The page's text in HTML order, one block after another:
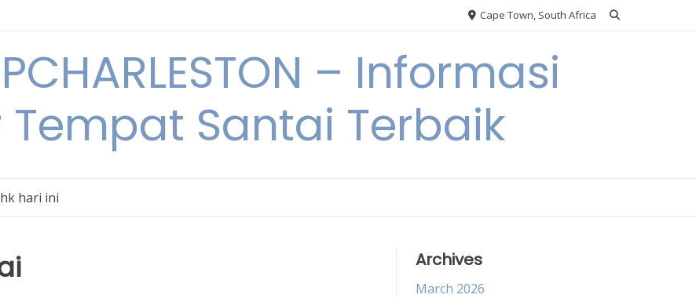
Cape Town, South Africa
– Informasi
Santai Terbaik
hari ini
Archives
March 2026